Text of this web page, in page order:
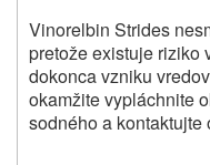
Vinorelbin Strides
pretože existuje riziko
dokonca vzniku
okamžite vypláchnite
sodného a kontaktujte